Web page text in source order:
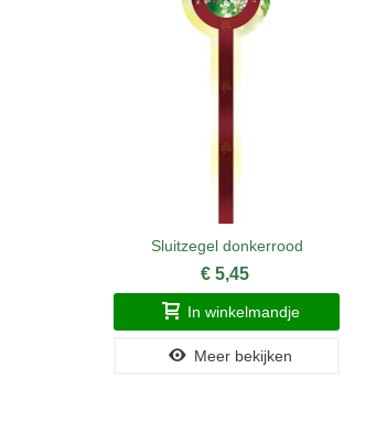
Sluitzegel donkerrood
€ 5,45
In winkelmandje
Meer bekijken